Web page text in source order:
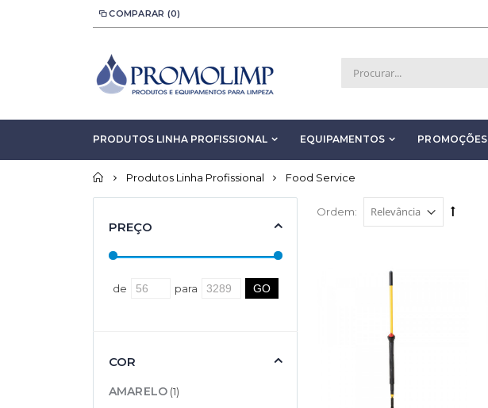
COMPARAR (0)
PRODUTOS LINHA PROFISSIONAL EQUIPAMENTOS PROMOÇÕES
Início
Produtos Linha Profissional Food Service
Ordem:
PREÇO
de para
COR
AMARELO(1)